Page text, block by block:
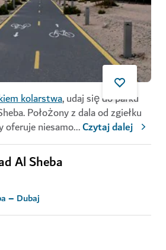
kolarstwa, udaj się do parku
Położony z dala od zgiełku
oferuje niesamo...Czytaj dalej
Al Sheba
– Dubaj